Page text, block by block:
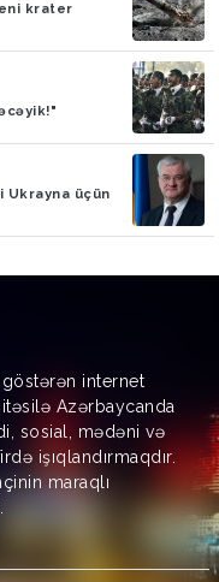
krater
üçün
internet
Azərbaycanda
sosial, mədəni və
işıqlandırmaqdır.
maraqlı